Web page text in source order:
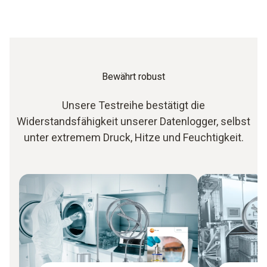
Bewährt robust
Unsere Testreihe bestätigt die
Widerstandsfähigkeit unserer Datenlogger, selbst
unter extremem Druck, Hitze und Feuchtigkeit.